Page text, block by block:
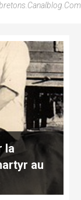
la
au